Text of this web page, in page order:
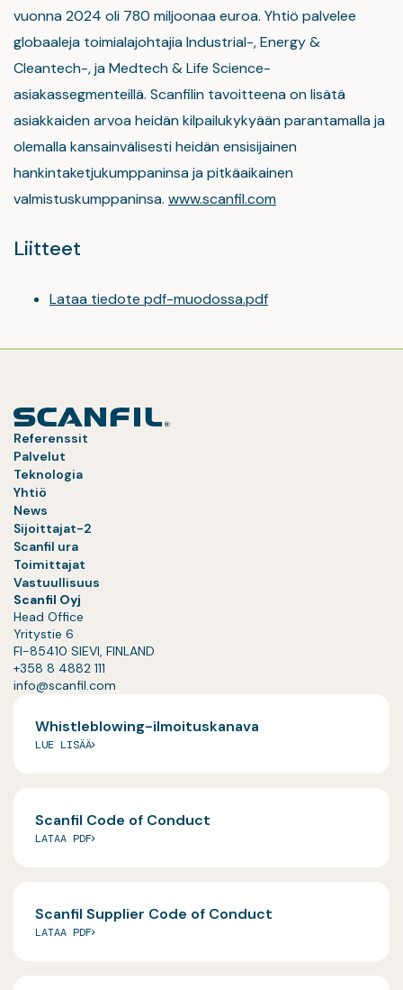
vuonna 2024 oli 780 miljoonaa euroa. Yhtiö palvelee
globaaleja toimialajohtajia Industrial-, Energy &
Cleantech-, ja Medtech & Life Science-
asiakassegmenteillä. Scanfilin tavoitteena on lisätä
asiakkaiden arvoa heidän kilpailukykyään parantamalla ja
olemalla kansainvälisesti heidän ensisijainen
hankintaketjukumppaninsa ja pitkäaikainen
valmistuskumppaninsa. www.scanfil.com
Liitteet
Lataa tiedote pdf-muodossa.pdf
Referenssit
Palvelut
Teknologia
Yhtiö
News
Sijoittajat-2
Scanfil ura
Toimittajat
Vastuullisuus
Scanfil Oyj
Head Office
Yritystie 6
FI-85410 SIEVI, FINLAND
+358 8 4882 111
info@scanfil.com
Whistleblowing-ilmoituskanava
LUE LISÄÄ
Scanfil Code of Conduct
LATAA PDF
Scanfil Supplier Code of Conduct
LATAA PDF